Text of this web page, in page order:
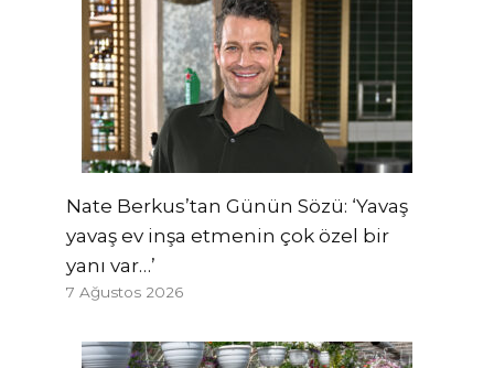
Nate Berkus’tan Günün Sözü: ‘Yavaş
yavaş ev inşa etmenin çok özel bir
yanı var…’
7 Ağustos 2026